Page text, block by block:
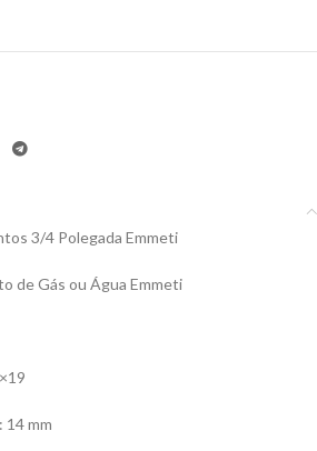
3/4 Polegada Emmeti
de Gás ou Água Emmeti
14 mm